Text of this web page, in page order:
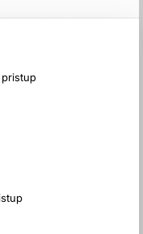
pristup